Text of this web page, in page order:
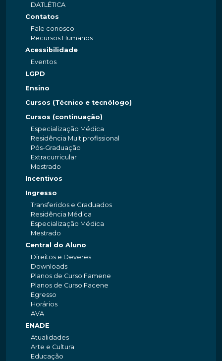
DATLÉTICA
Contatos
Fale conosco
Recursos Humanos
Acessibilidade
Eventos
LGPD
Ensino
Cursos (Técnico e tecnólogo)
Cursos (continuação)
Especialização Médica
Residência Multiprofissional
Pós-Graduação
Extracurricular
Mestrado
Incentivos
Ingresso
Transferidos e Graduados
Residência Médica
Especialização Médica
Mestrado
Central do Aluno
Direitos e Deveres
Downloads
Planos de Curso Famene
Planos de Curso Facene
Egresso
Horários
AVA
ENADE
Atualidades
Arte e Cultura
Educação